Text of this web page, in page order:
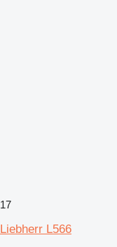
17
Liebherr L566